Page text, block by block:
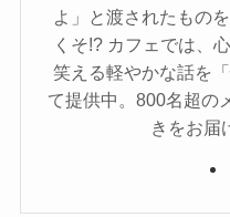
よ」と渡されたもの
くそ!? カフェでは、
笑える軽やかな話を
て提供中。800名超の
きをお届